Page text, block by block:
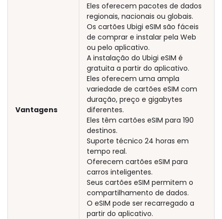
Vantagens
Eles oferecem pacotes de dados
regionais, nacionais ou globais.
Os cartões Ubigi eSIM são fáceis
de comprar e instalar pela Web
ou pelo aplicativo.
A instalação do Ubigi eSIM é
gratuita a partir do aplicativo.
Eles oferecem uma ampla
variedade de cartões eSIM com
duração, preço e gigabytes
diferentes.
Eles têm cartões eSIM para 190
destinos.
Suporte técnico 24 horas em
tempo real.
Oferecem cartões eSIM para
carros inteligentes.
Seus cartões eSIM permitem o
compartilhamento de dados.
O eSIM pode ser recarregado a
partir do aplicativo.